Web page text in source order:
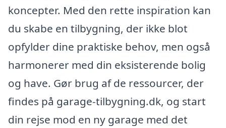
koncepter. Med den rette inspiration kan
du skabe en tilbygning, der ikke blot
opfylder dine praktiske behov, men også
harmonerer med din eksisterende bolig
og have. Gør brug af de ressourcer, der
findes på garage-tilbygning.dk, og start
din rejse mod en ny garage med det